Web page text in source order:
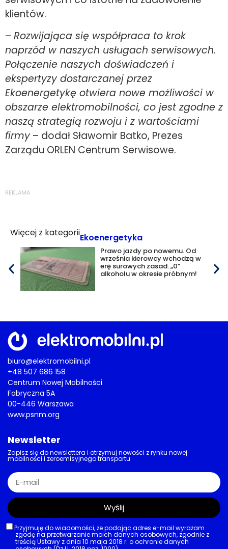
klientów.
– Rozwijająca się współpraca to krok
naprzód w naszych usługach serwisowych.
Połączenie naszych doświadczeń i
ekspertyzy dostarczanej przez
Ekoenergetykę otwiera nowe możliwości w
obszarze elektromobilności, co jest zgodne z
naszą strategią rozwoju i z wartościami
firmy – dodał Sławomir Batko, Prezes
Zarządu ORLEN Centrum Serwisowe.
REKLAMA
Więcej z kategoriiEkoenergetyka
Prawo jazdy po nowemu. Od
września kierowcy wchodzą w
erę surowych zasad. „0”
alkoholu w okresie próbnym!
biuro@elektromobilni.pl
+48 507 686 158
Centrum Nowej Mobilności
Fabryczna 5A
00-446 Warszawa
www.psnm.org
Newsletter
Zapisz się do newslettera i otrzymuj nowości z rynku nowej
mobilności i zeroemisyjnego transportu
Przyjmuję do wiadomości, że podając adres e-mail wyrażam
zgodę na przetwarzanie moich danych osobowych, zgodnie z
treścią Ustawy z dnia 10 maja 2018 r. o ochronie danych
Wyślij